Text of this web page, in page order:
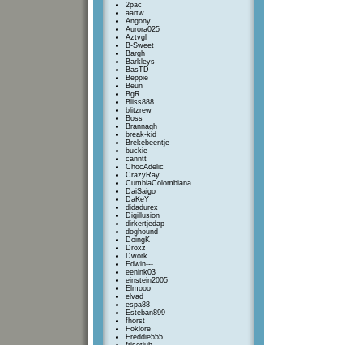
2pac
aartw
Angony
Aurora025
Aztvgl
B-Sweet
Bargh
Barkleys
BasTD
Beppie
Beun
BgR
Bliss888
blitzrew
Boss
Brannagh
break-kid
Brekebeentje
buckie
canntt
ChocAdelic
CrazyRay
CumbiaColombiana
DaiSaigo
DaKeY
didadurex
Digillusion
dirkertjedap
doghound
DoingK
Droxz
Dwork
Edwin---
eenink03
einstein2005
Elmooo
elvad
espa88
Esteban899
fhorst
Foklore
Freddie555